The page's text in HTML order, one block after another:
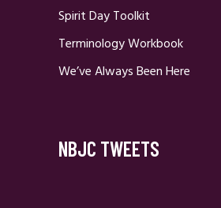
Spirit Day Toolkit
Terminology Workbook
We’ve Always Been Here
NBJC TWEETS